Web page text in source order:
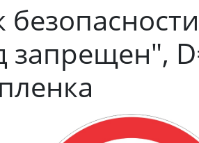
запрещен",